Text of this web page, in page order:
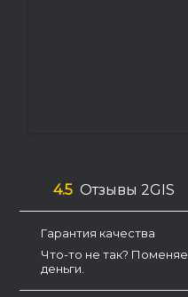
4.5 Отзывы 2GIS
Гарантия качества
Что-то не так?
деньги.